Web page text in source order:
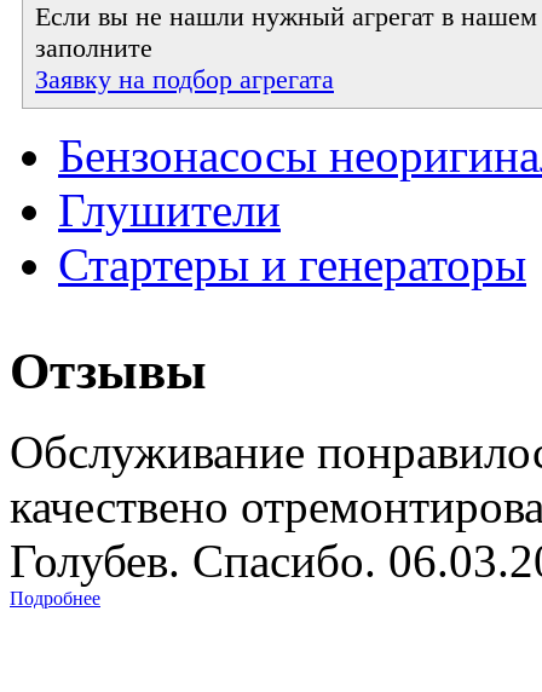
Если вы не нашли нужный агрегат в нашем
заполните
Заявку на подбор агрегата
Бензонасосы
Глушители
Стартеры и генераторы
Отзывы
Обслуживание
качествено
Голубев. Спасибо.
Подробнее